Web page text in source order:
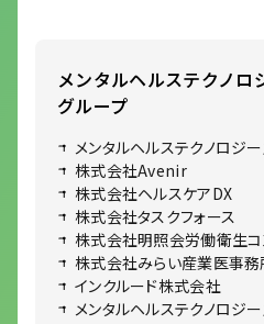
メンタルヘルステクノロ
グループ
メンタルヘルステクノロジ
株式会社Avenir
株式会社ヘルスケアDX
株式会社タスクフォース
株式会社明照会労働衛生コ
株式会社みらい産業医事務
インクルード株式会社
メンタルヘルステクノロジ